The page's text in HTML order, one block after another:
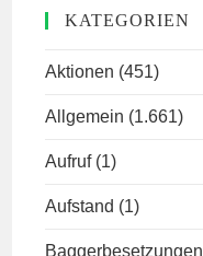
KATEGORIEN
Aktionen (451)
Allgemein (1.661)
Aufruf (1)
Aufstand (1)
Baggerbesetzungen